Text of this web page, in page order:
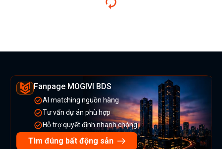
Fanpage MOGIVI BDS
AI matching nguồn hàng
Tư vấn dự án phù hợp
Hỗ trợ quyết định nhanh chóng
Tìm đúng bất động sản